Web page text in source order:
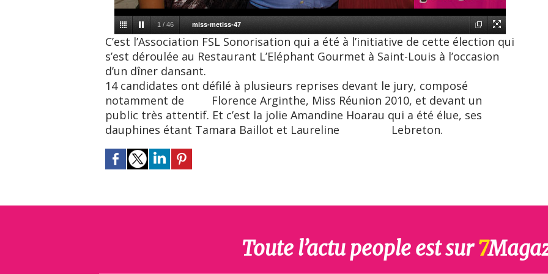
1 / 46 miss-metiss-47
C’est l’Association FSL Sonorisation qui a été à l’initiative de cette élection qui
s’est déroulée au Restaurant L’Eléphant Gourmet à Saint-Louis à l’occasion
d’un dîner dansant.
14 candidates ont défilé à plusieurs reprises devant le jury, composé
notamment de Florence Arginthe, Miss Réunion 2010, et devant un
public très attentif. Et c’est la jolie Amandine Hoarau qui a été élue, ses
dauphines étant Tamara Baillot et Laureline Lebreton.
Toute l’actu people est sur7